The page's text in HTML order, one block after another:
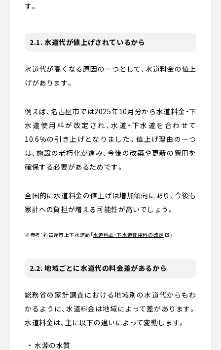
す。
2.1. 水道代が値上げされているから
水道代が高くなる原因の一つとして、水道料金の値上
げがあります。
例えば、名古屋市では2025年10月分から水道料金・下
水道使用料が改定され、⽔道・下⽔道を合わせて
10.6％の引き上げとなりました。値上げ理由の一つ
は、施設の老朽化が進み、今後の改築や更新の費用を
確保する必要があるためです。
全国的に水道料金の値上げは増加傾向にあり、今後も
家計への負担が増える可能性が高いでしょう。
※参考：名古屋市上下水道局 「水道料金・下水道使用料の改定 」
2.2. 地域ごとに水道代の料金差があるから
総務省の家計調査における地域別の水道代からもわ
かるように、水道料金は地域によって差があります。
水道料金は、主に以下の違いによって変動します。
水源の水質